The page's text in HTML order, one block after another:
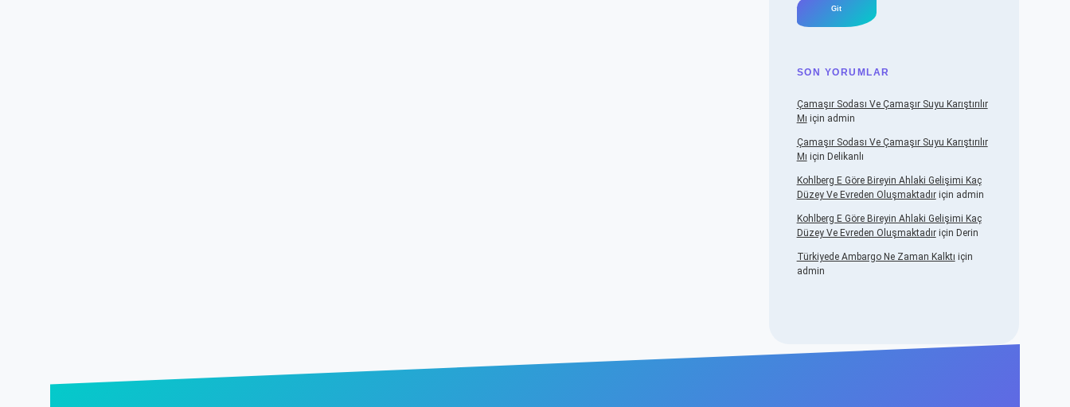
SON YORUMLAR
Çamaşır Sodası Ve Çamaşır Suyu Karıştırılır
Mı için admin
Çamaşır Sodası Ve Çamaşır Suyu Karıştırılır
Mı için Delikanlı
Kohlberg E Göre Bireyin Ahlaki Gelişimi Kaç
Düzey Ve Evreden Oluşmaktadıriçin admin
Kohlberg E Göre Bireyin Ahlaki Gelişimi Kaç
Düzey Ve Evreden Oluşmaktadıriçin Derin
Türkiyede Ambargo Ne Zaman Kalktı için
admin